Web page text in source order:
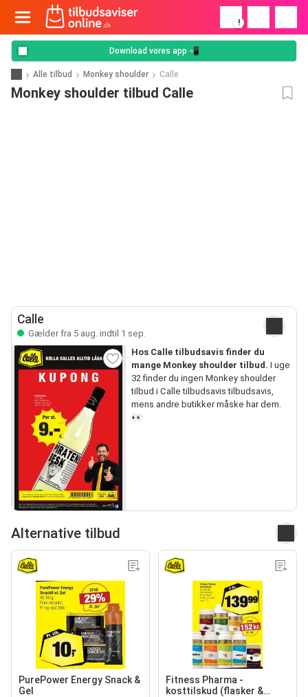
!
Download vores app 📲
Alle tilbud Monkey shoulder Calle
Monkey shoulder tilbud Calle
Calle
Gælder fra 5 aug. indtil 1 sep.
Hos Calle tilbudsavis finder du
mange Monkey shoulder tilbud. I uge
32 finder du ingen Monkey shoulder
tilbud i Calle tilbudsavis tilbudsavis,
mens andre butikker måske har dem.
👀
Alternative tilbud
PurePower Energy Snack &
Gel
Fitness Pharma -
kosttilskud (flasker &